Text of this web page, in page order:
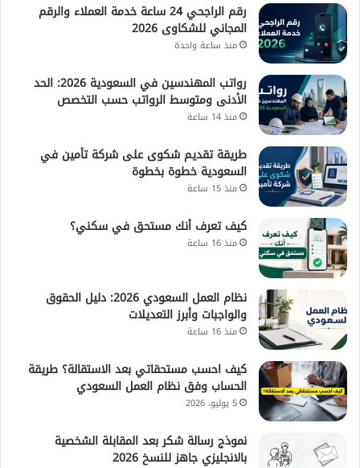
رقم الراجحي 24 ساعة خدمة العملاء والرقم
المجاني للشكاوى 2026
منذ ساعة واحدة
رواتب المهندسين في السعودية 2026: الحد
الأدنى ومتوسط الرواتب حسب التخصص
منذ 14 ساعة
طريقة تقديم شكوى على شركة تأمين في
السعودية خطوة بخطوة
منذ 15 ساعة
كيف تعرف أنك مستحق في سكني؟
منذ 16 ساعة
نظام العمل السعودي 2026: دليل الحقوق
والواجبات وأبرز التعديلات
منذ 16 ساعة
كيف احسب مستحقاتي بعد الاستقالة؟ طريقة
الحساب وفق نظام العمل السعودي
5 يوليو، 2026
نموذج رسالة شكر بعد المقابلة الشخصية
بالانجليزي جاهز للنسخ 2026